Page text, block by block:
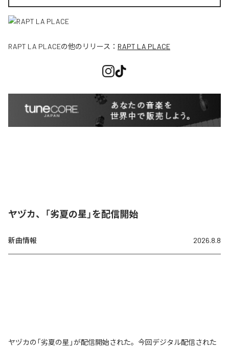
RAPT LA PLACEの他のリリース： RAPT LA PLACE
ヤヅカ、「劣夏の星」を配信開始
新曲情報 2026.8.8
ヤヅカの「劣夏の星」が配信開始された。今回デジタル配信された